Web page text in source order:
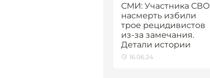
СМИ: Участника СВО
насмерть избили
трое рецидивистов
из-за замечания.
Детали истории
16.06.24